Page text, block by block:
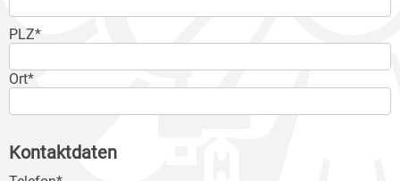
PLZ*
Ort*
Kontaktdaten